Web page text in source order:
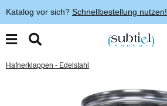
Katalog vor sich? Schnellbestellung nutzen!
Hafnerklappen - Edelstahl